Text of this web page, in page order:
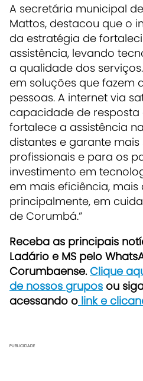
A secretária municipal
Mattos, destacou que o
da estratégia de
assistência, levando
a qualidade dos
em soluções que fazem
pessoas. A internet via
capacidade de resposta
fortalece a assistência
distantes e garante
profissionais e para os
investimento em
em mais eficiência, mais
principalmente, em
de Corumbá.”
Receba as principais
Ladário e MS pelo
Corumbaense.Clique
de nossos grupos ou
acessando o link e
PUBLICIDADE